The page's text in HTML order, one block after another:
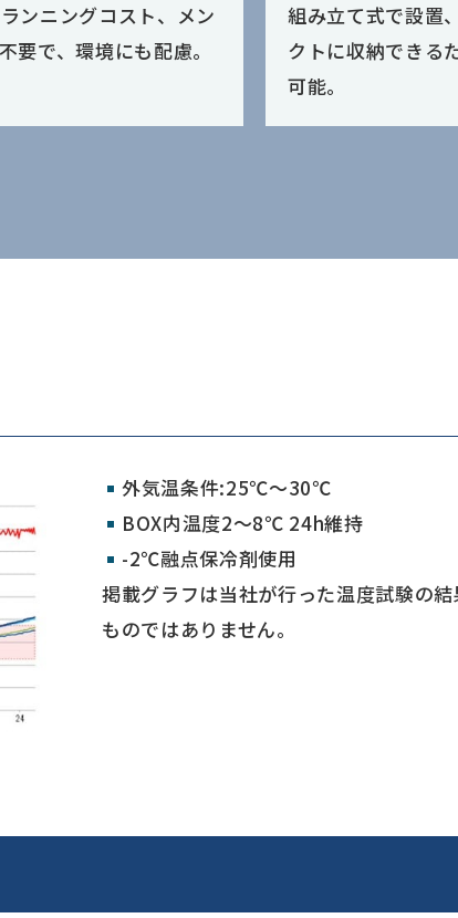
ンニングコスト、メン
要で、環境にも配慮。
組み立て式で設置
クトに収納できる
可能。
外気温条件:25℃～30℃
BOX内温度2～8℃ 24h維持
-2℃融点保冷剤使用
掲載グラフは当社が行った温度試験の
ものではありません。